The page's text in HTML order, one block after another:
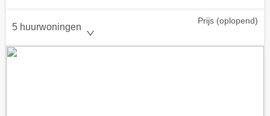
Plaatsnaam
5 huurwoningen
Prijs (oplopend)